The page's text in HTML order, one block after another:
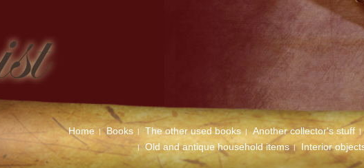
Home Books The other used books Another collector's stuff
Old and antique household items
Interior